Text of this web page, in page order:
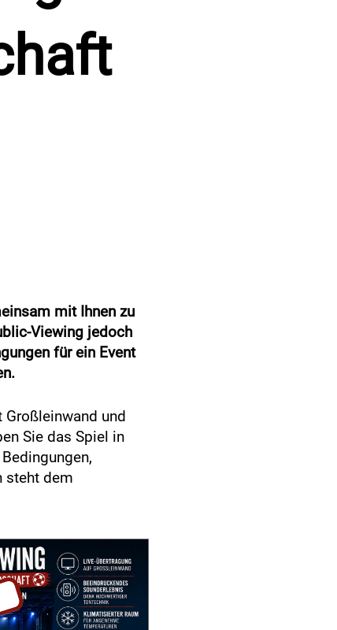
mit Ihnen zu
Viewing jedoch
für ein Event
und
Sie das Spiel in
steht dem